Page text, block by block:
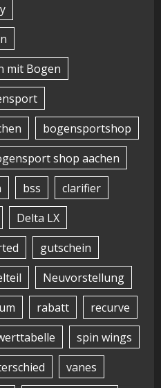
mit Bogen
bogensportshop
shop aachen
bss
clarifier
Delta LX
gutschein
Neuvorstellung
rabatt
recurve
spin wings
vanes